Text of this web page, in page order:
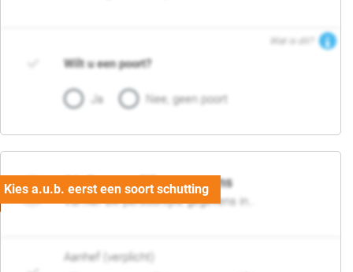
Wat is dit?
Wilt u een poort?
Ja Nee, geen poort
06. Persoonlijke gegevens
Vul hier uw persoonlijke gegevens in..
Aanhef (verplicht)